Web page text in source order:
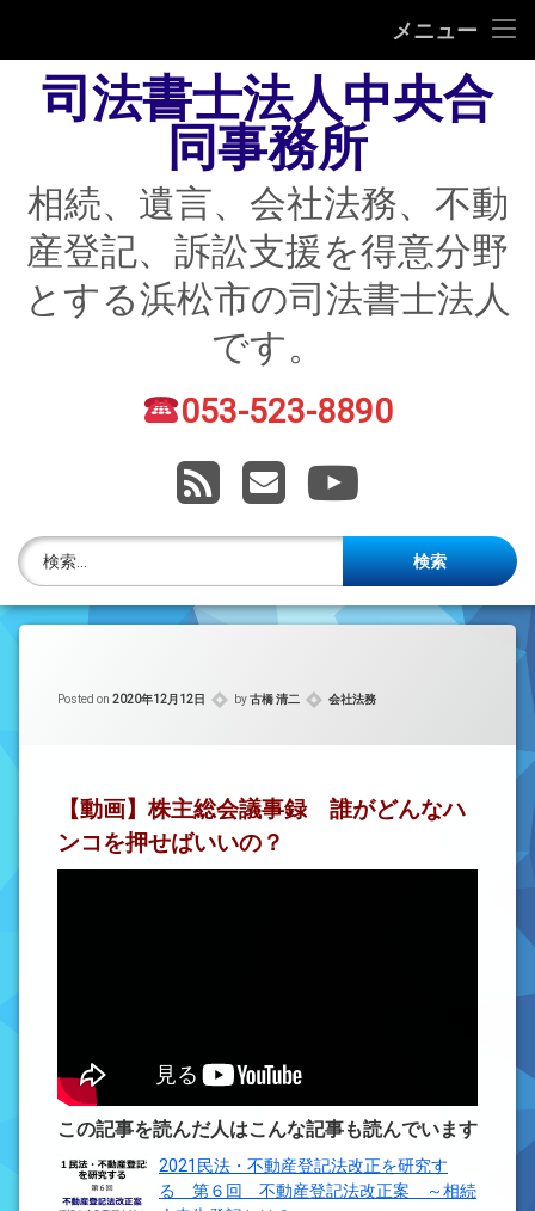
メニュー
相続
不動産登記
債務整理
住宅ローン返済にお困りの方
賃貸トラブル
株主名簿管理人
ご相談について
法律を勉強しよう
司法書士法人中央合
同事務所
相続、遺言、会社法務、不動
産登記、訴訟支援を得意分野
とする浜松市の司法書士法人
です。
電話番号: 053-523-8890
RSSメールアドレス
YouTube
検索:
Posted on 2020年12月12日 by古橋 清二 カテゴリー:
会社法務
【動画】株主総会議事録 誰がどんなハ
ンコを押せばいいの？
この記事を読んだ人はこんな記事も読んでいます
2021民法・不動産登記法改正を研究す
る 第６回 不動産登記法改正案 ～相続